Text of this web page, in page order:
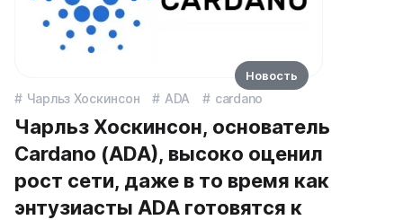
Чарльз Хоскинсон ADA cardano
Чарльз Хоскинсон, основатель
Cardano (ADA), высоко оценил
рост сети, даже в то время как
энтузиасты ADA готовятся к
Новость